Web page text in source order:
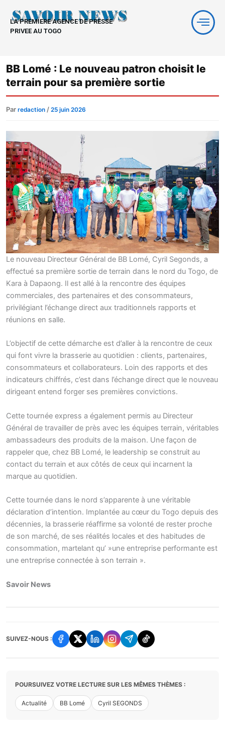
contenu
LA PREMIERE AGENCE DE PRESSE
PRIVEE AU TOGO
BB Lomé : Le nouveau patron choisit le
terrain pour sa première sortie
Par redaction / 25 juin 2026
Le nouveau Directeur Général de BB Lomé, Cyril Segonds, a
effectué sa première sortie de terrain dans le nord du Togo, de
Kara à Dapaong. Il est allé à la rencontre des équipes
commerciales, des partenaires et des consommateurs,
privilégiant l’échange direct aux traditionnels rapports et
réunions en salle.
L’objectif de cette démarche est d’aller à la rencontre de ceux
qui font vivre la brasserie au quotidien : clients, partenaires,
consommateurs et collaborateurs. Loin des rapports et des
indicateurs chiffrés, c’est dans l’échange direct que le nouveau
dirigeant entend forger ses premières convictions.
Cette tournée express a également permis au Directeur
Général de travailler de près avec les équipes terrain, véritables
ambassadeurs des produits de la maison. Une façon de
rappeler que, chez BB Lomé, le leadership se construit au
contact du terrain et aux côtés de ceux qui incarnent la
marque au quotidien.
Cette tournée dans le nord s’apparente à une véritable
déclaration d’intention. Implantée au cœur du Togo depuis des
décennies, la brasserie réaffirme sa volonté de rester proche
de son marché, de ses réalités locales et des habitudes de
consommation, martelant qu’ »une entreprise performante est
une entreprise connectée à son terrain ».
Savoir News
SUIVEZ-NOUS :
POURSUIVEZ VOTRE LECTURE SUR LES MÊMES THÈMES :
Actualité BB Lomé Cyril SEGONDS